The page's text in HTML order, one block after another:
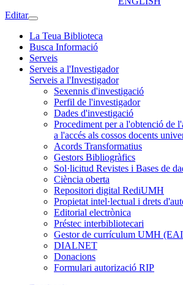
Editar
La Teua Biblioteca
Busca Informació
Serveis
Serveis a l'Investigador
Serveis a l'Investigador
Sexennis d'investigació
Perfil de l'investigador
Dades d'investigació
Procediment per a l'obtenció de
a l'accés als cossos docents
Acords Transformatius
Gestors Bibliogràfics
Sol·licitud Revistes i Bases de
Ciència oberta
Repositori digital RediUMH
Propietat intel·lectual i drets
Editorial electrònica
Préstec interbibliotecari
Gestor de currículum UMH
DIALNET
Donacions
Formulari autorizació RIP